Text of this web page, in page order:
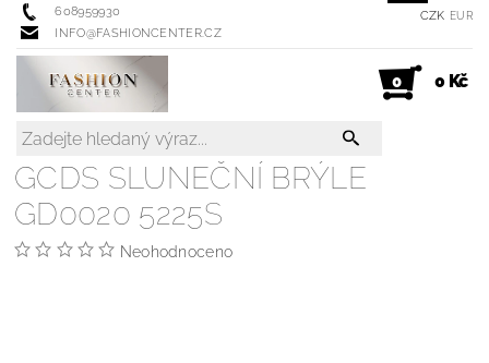
608959930
INFO@FASHIONCENTER.CZ
CZK EUR
0 0 Kč
GCDS SLUNEČNÍ BRÝLE
GD0020 5225S
Neohodnoceno